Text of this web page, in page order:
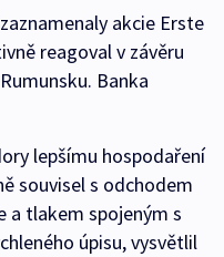
akcie Erste
reagoval v závěru
Banka
lepšímu hospodaření
souvisel s odchodem
a tlakem spojeným s
úpisu, vysvětlil